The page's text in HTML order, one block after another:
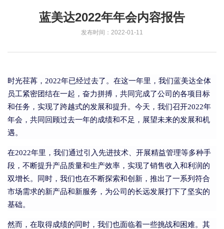
蓝美达2022年年会内容报告
发布时间：2022-01-11
时光荏苒，2022年已经过去了。在这一年里，我们蓝美达全体
员工紧密团结在一起，奋力拼搏，共同完成了公司的各项目标
和任务，实现了跨越式的发展和提升。今天，我们召开2022年
年会，共同回顾过去一年的成绩和不足，展望未来的发展和机
遇。
在2022年里，我们通过引入先进技术、开展精益管理等多种手
段，不断提升产品质量和生产效率，实现了销售收入和利润的
双增长。同时，我们也在不断探索和创新，推出了一系列符合
市场需求的新产品和新服务，为公司的长远发展打下了坚实的
基础。
然而，在取得成绩的同时，我们也面临着一些挑战和困难。其